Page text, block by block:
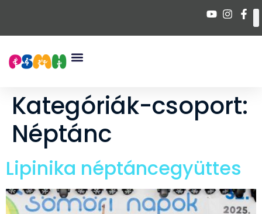
Kategóriák-csoport:
Néptánc
Lipinika néptáncegyüttes